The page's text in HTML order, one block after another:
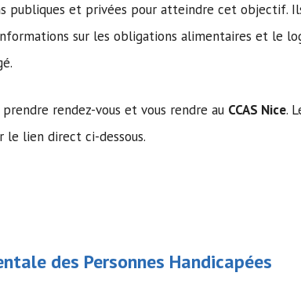
publiques et privées pour atteindre cet objectif.
sur les obligations alimentaires et le
rendez-vous et vous rendre au CCAS Nice.
lien direct ci-dessous.
des Personnes Handicapées